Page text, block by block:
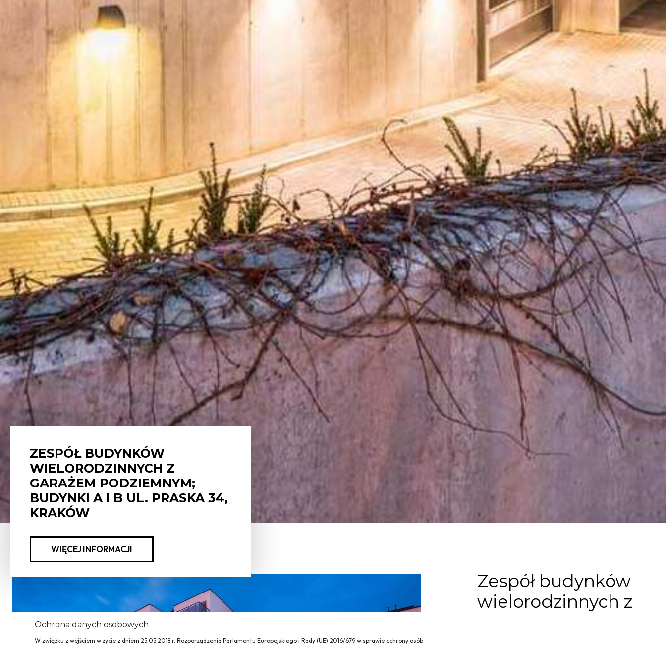
ZESPÓŁ BUDYNKÓW
WIELORODZINNYCH Z
GARAŻEM PODZIEMNYM;
BUDYNKI A I B UL. PRASKA 34,
KRAKÓW
WIĘCEJ INFORMACJI
Zespół budynków
wielorodzinnych z
Ochrona danych osobowych
W związku z wejściem w życie z dniem 25.05.2018 r. Rozporządzenia Parlamentu Europejskiego i Rady (UE) 2016/679 w sprawie ochrony osób